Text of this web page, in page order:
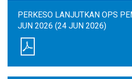
PERKESO LANJUTKAN OPS
JUN 2026 (24 JUN 2026)